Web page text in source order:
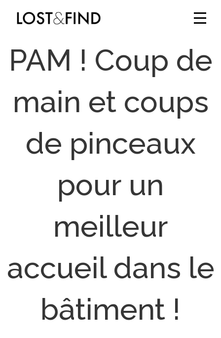
PAM ! Coup de
main et coups
de pinceaux
pour un
meilleur
accueil dans le
bâtiment !